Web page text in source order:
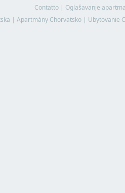
Contatto| Oglašavanje
| Apartmány Chorvatsko| Ubytovanie